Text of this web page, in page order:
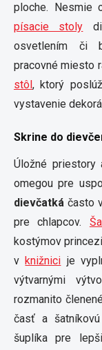
ploche. Nesmie
písacie stoly
osvetlením či
pracovné miesto
stôl, ktorý
vystavenie
Skrine do
Úložné priestory
omegou pre
dievčatká často
pre chlapcov.
kostýmov
vknižnici je
výtvarnými
rozmanito
časť a
šuplíka pre